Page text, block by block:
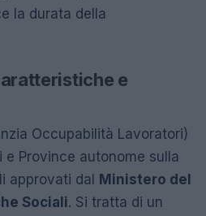
la durata della
e
Occupabilità Lavoratori)
Province autonome sulla
approvati dal
Ministero del
Sociali. Si tratta di un